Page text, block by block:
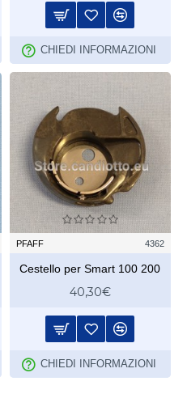
CHIEDI INFORMAZIONI
PFAFF 4362
Cestello per Smart 100 200
40,30€
CHIEDI INFORMAZIONI